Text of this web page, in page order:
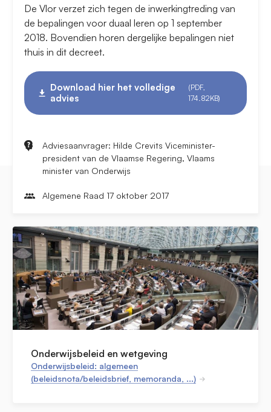
De Vlor verzet zich tegen de inwerkingtreding van
de bepalingen voor duaal leren op 1 september
2018. Bovendien horen dergelijke bepalingen niet
thuis in dit decreet.
Download hier het volledige
advies
(PDF,
174.82KB)
Adviesaanvrager: Hilde Crevits Viceminister-
president van de Vlaamse Regering, Vlaams
minister van Onderwijs
Algemene Raad 17 oktober 2017
Onderwijsbeleid en wetgeving
Onderwijsbeleid: algemeen
(beleidsnota/beleidsbrief, memoranda, ...)